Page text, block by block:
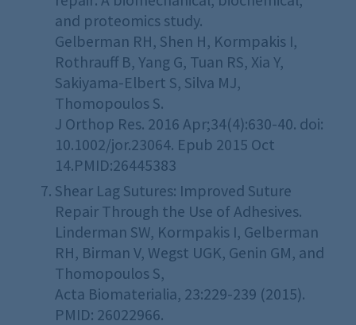
and proteomics study.
Gelberman RH, Shen H, Kormpakis I,
Rothrauff B, Yang G, Tuan RS, Xia Y,
Sakiyama-Elbert S, Silva MJ,
Thomopoulos S.
J Orthop Res. 2016 Apr;34(4):630-40. doi:
10.1002/jor.23064. Epub 2015 Oct
14.PMID:26445383
Shear Lag Sutures: Improved Suture
Repair Through the Use of Adhesives.
Linderman SW, Kormpakis I, Gelberman
RH, Birman V, Wegst UGK, Genin GM, and
Thomopoulos S,
Acta Biomaterialia, 23:229-239 (2015).
PMID: 26022966.